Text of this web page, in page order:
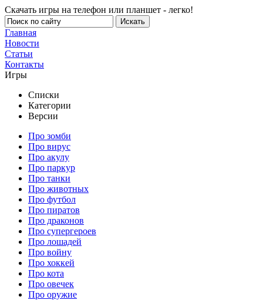
Скачать игры на телефон или планшет - легко!
Главная
Новости
Статьи
Контакты
Игры
Списки
Категории
Версии
Про зомби
Про вирус
Про акулу
Про паркур
Про танки
Про животных
Про футбол
Про пиратов
Про драконов
Про супергероев
Про лошадей
Про войну
Про хоккей
Про кота
Про овечек
Про оружие